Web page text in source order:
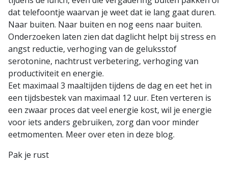
dat telefoontje waarvan je weet dat ie lang gaat duren.
Naar buiten. Naar buiten en nog eens naar buiten.
Onderzoeken laten zien dat daglicht helpt bij stress en
angst reductie, verhoging van de geluksstof
serotonine, nachtrust verbetering, verhoging van
productiviteit en energie.
Eet maximaal 3 maaltijden tijdens de dag en eet het in
een tijdsbestek van maximaal 12 uur. Eten verteren is
een zwaar proces dat veel energie kost, wil je energie
voor iets anders gebruiken, zorg dan voor minder
eetmomenten. Meer over eten in deze blog.
Pak je rust